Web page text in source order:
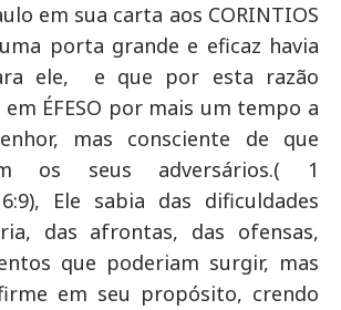
em sua carta aos CORINTIOS
porta grande e eficaz havia
ele, e que por esta razão
ÉFESO por mais um tempo a
mas consciente de que
os seus adversários.( 1
Ele sabia das dificuldades
das afrontas, das ofensas,
que poderiam surgir, mas
em seu propósito, crendo